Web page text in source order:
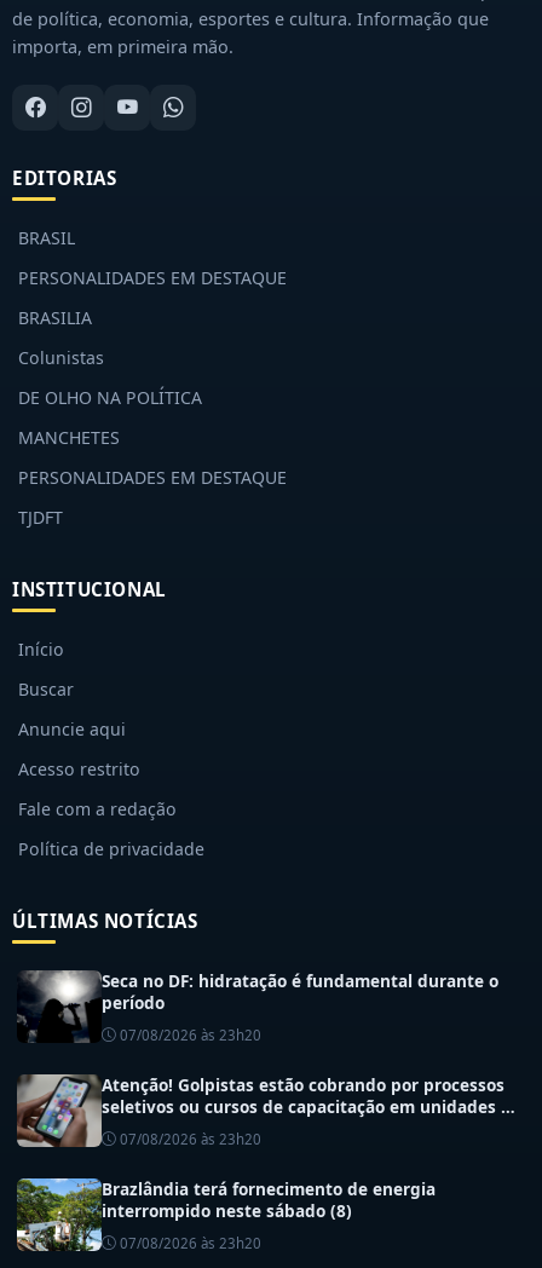
de política, economia, esportes e cultura. Informação que
importa, em primeira mão.
EDITORIAS
BRASIL
PERSONALIDADES EM DESTAQUE
BRASILIA
Colunistas
DE OLHO NA POLÍTICA
MANCHETES
PERSONALIDADES EM DESTAQUE
TJDFT
INSTITUCIONAL
Início
Buscar
Anuncie aqui
Acesso restrito
Fale com a redação
Política de privacidade
ÚLTIMAS NOTÍCIAS
Seca no DF: hidratação é fundamental durante o
período
07/08/2026 às 23h20
Atenção! Golpistas estão cobrando por processos
seletivos ou cursos de capacitação em unidades de
07/08/2026 às 23h20
Brazlândia terá fornecimento de energia
interrompido neste sábado (8)
07/08/2026 às 23h20